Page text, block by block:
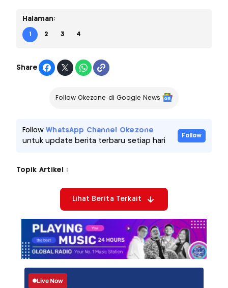
Halaman:
1 2 3 4
Share
Follow Okezone di Google News
FollowWhatsApp Channel Okezone
untuk update berita terbaru setiap hari
Follow
Topik Artikel :
Lihat Berita Terkait
Live Now